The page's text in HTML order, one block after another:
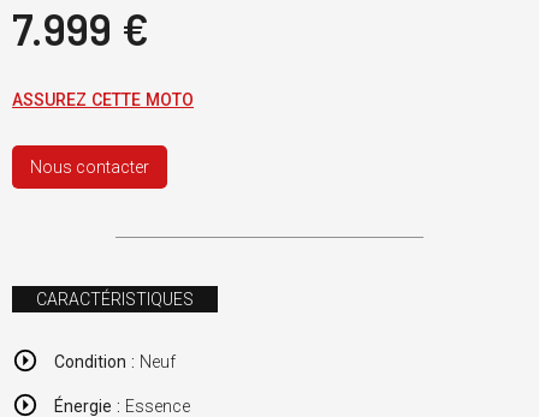
7.999 €
ASSUREZ CETTE MOTO
Nous contacter
CARACTÉRISTIQUES
Condition : Neuf
Énergie : Essence